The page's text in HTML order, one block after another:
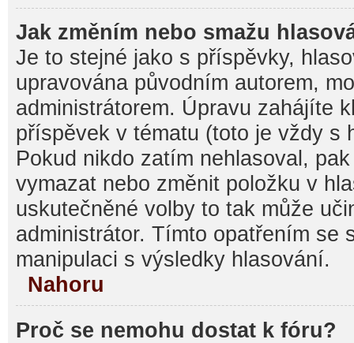
Jak změním nebo smažu
Je to stejné jako s příspěvky,
upravována původním autorem,
administrátorem. Úpravu zahájíte
příspěvek v tématu (toto je vždy s
Pokud nikdo zatím nehlasoval,
vymazat nebo změnit položku v
uskutečněné volby to tak může
administrátor. Tímto opatřením se
manipulaci s výsledky hlasování.
Nahoru
Proč se nemohu dostat k fóru?